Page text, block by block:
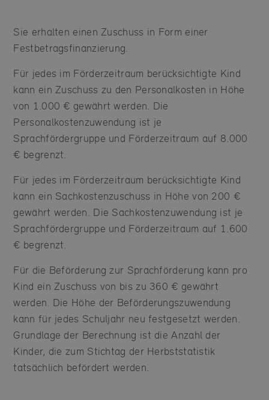
Sie erhalten einen Zuschuss in Form einer
Festbetragsfinanzierung.
Für jedes im Förderzeitraum berücksichtigte Kind
kann ein Zuschuss zu den Personalkosten in Höhe
von 1.000 € gewährt werden. Die
Personalkostenzuwendung ist je
Sprachfördergruppe und Förderzeitraum auf 8.000
€ begrenzt.
Für jedes im Förderzeitraum berücksichtigte Kind
kann ein Sachkostenzuschuss in Höhe von 200 €
gewährt werden. Die Sachkostenzuwendung ist je
Sprachfördergruppe und Förderzeitraum auf 1.600
€ begrenzt.
Für die Beförderung zur Sprachförderung kann pro
Kind ein Zuschuss von bis zu 360 € gewährt
werden. Die Höhe der Beförderungszuwendung
kann für jedes Schuljahr neu festgesetzt werden.
Grundlage der Berechnung ist die Anzahl der
Kinder, die zum Stichtag der Herbststatistik
tatsächlich befördert werden.